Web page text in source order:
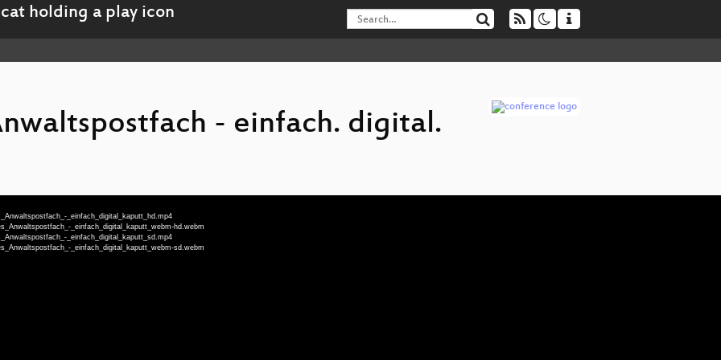
- einfach. digital.
_einfach_digital_kaputt_hd.mp4
_einfach_digital_kaputt_webm-hd.webm
_einfach_digital_kaputt_sd.mp4
_einfach_digital_kaputt_webm-sd.webm